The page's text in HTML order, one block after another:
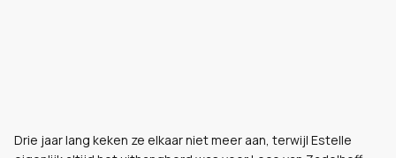
Drie jaar lang keken ze elkaar niet meer aan, terwijl Estelle